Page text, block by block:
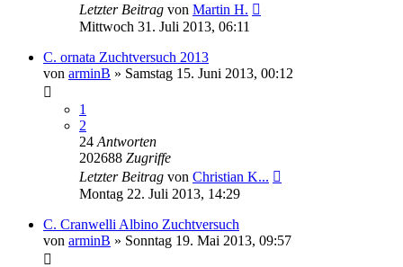
Letzter Beitrag von Martin H.
Mittwoch 31. Juli 2013, 06:11
C. ornata Zuchtversuch 2013
von arminB » Samstag 15. Juni 2013, 00:12
1
2
24 Antworten
202688 Zugriffe
Letzter Beitrag von Christian K...
Montag 22. Juli 2013, 14:29
C. Cranwelli Albino Zuchtversuch
von arminB » Sonntag 19. Mai 2013, 09:57